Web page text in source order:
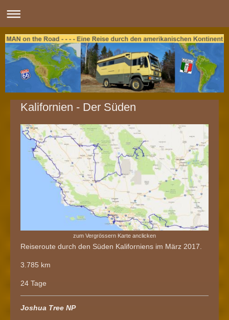
Kalifornien - Der Süden
zum Vergrössern Karte anclicken
Reiseroute durch den Süden Kaliforniens im März 2017.
3.785 km
24 Tage
Joshua Tree NP